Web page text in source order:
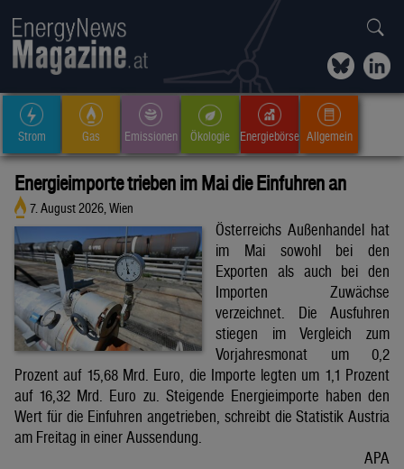
Strom Gas Emissionen Ökologie Energiebörse Allgemein
Energieimporte trieben im Mai die Einfuhren an
7. August 2026, Wien
Österreichs Außenhandel hat
im Mai sowohl bei den
Exporten als auch bei den
Importen Zuwächse
verzeichnet. Die Ausfuhren
stiegen im Vergleich zum
Vorjahresmonat um 0,2
Prozent auf 15,68 Mrd. Euro, die Importe legten um 1,1 Prozent
auf 16,32 Mrd. Euro zu. Steigende Energieimporte haben den
Wert für die Einfuhren angetrieben, schreibt die Statistik Austria
am Freitag in einer Aussendung.
APA